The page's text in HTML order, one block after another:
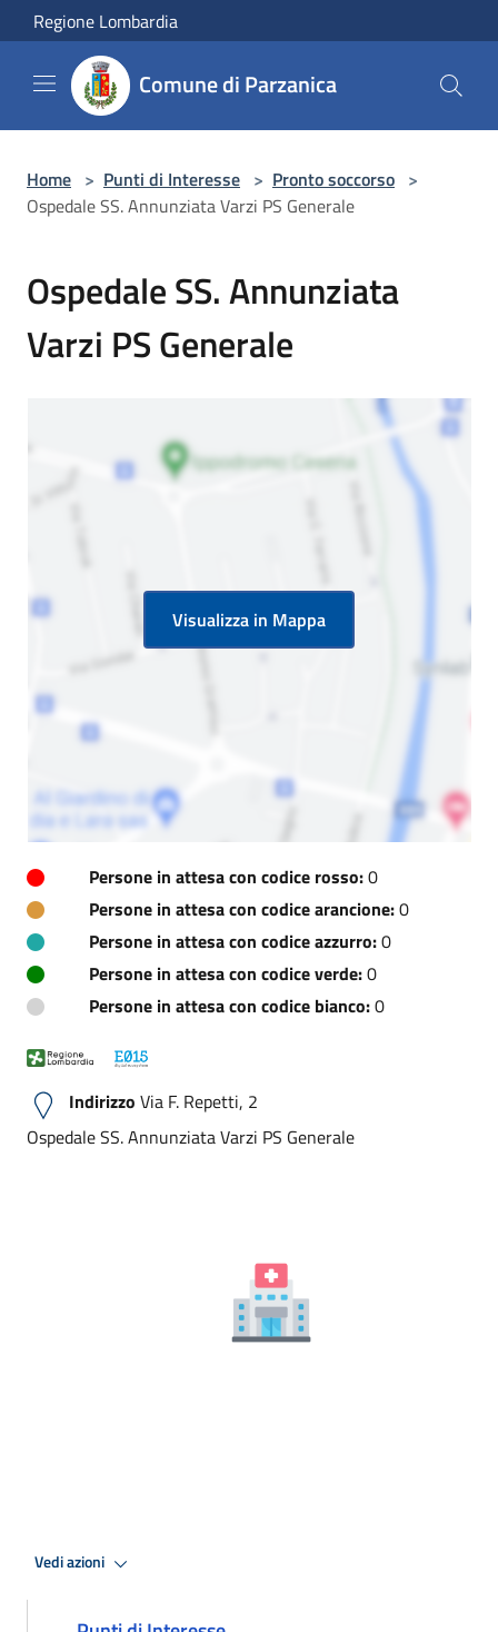
Salta al contenuto principale
Regione Lombardia
Comune di Parzanica
Home > Punti di Interesse > Pronto soccorso >
Ospedale SS. Annunziata Varzi PS Generale
Ospedale SS. Annunziata
Varzi PS Generale
Visualizza in Mappa
Persone in attesa con codice rosso:0
Persone in attesa con codice arancione:0
Persone in attesa con codice azzurro:0
Persone in attesa con codice verde:0
Persone in attesa con codice bianco:0
Indirizzo Via F. Repetti, 2
Ospedale SS. Annunziata Varzi PS Generale
Vedi azioni